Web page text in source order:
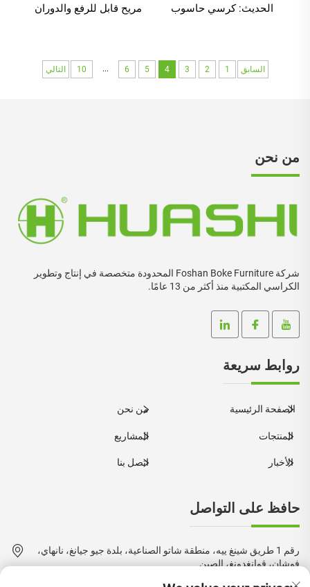
الحديث: كرسي حاسوب
مريح قابل للرفع والدوران
السابق 1
2
3
4
5
6
...
10 التالي
من نحن
شركة Foshan Boke Furniture المحدودة متخصصة في إنتاج وتطوير
الكراسي المكتبية منذ أكثر من 13 عامًا.
روابط سريعة
الصفحة الرئيسية من نحن
المنتجات المشاريع
الأخبار اتصل بنا
حافظ على التواصل
رقم 1 طريق شينغ ييه، منطقة شاتو الصناعية، بلدة جيو جيانغ، نانهاي،
فوشان، قوانغدونغ، الصين